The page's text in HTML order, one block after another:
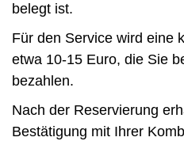
belegt ist.
Für den Service wird eine
etwa 10-15 Euro, die Sie
bezahlen.
Nach der Reservierung
Bestätigung mit Ihrer